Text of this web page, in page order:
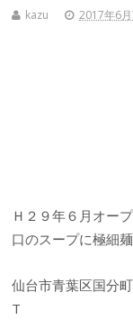
kazu 2017年6
Ｈ２９年６月オー
口のスープに極細
仙台市青葉区国分
T